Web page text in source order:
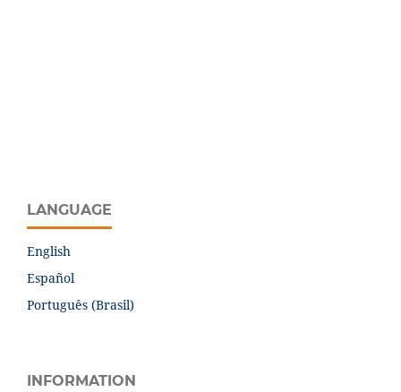
LANGUAGE
English
Español
Português (Brasil)
INFORMATION